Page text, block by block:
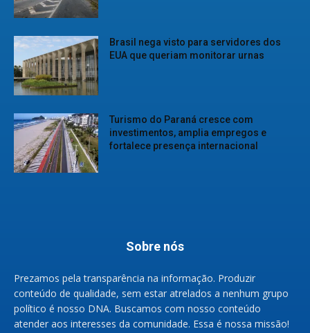
Brasil nega visto para servidores dos
EUA que queriam monitorar urnas
Turismo do Paraná cresce com
investimentos, amplia empregos e
fortalece presença internacional
Sobre nós
Prezamos pela transparência na informação. Produzir
conteúdo de qualidade, sem estar atrelados a nenhum grupo
político é nosso DNA. Buscamos com nosso conteúdo
atender aos interesses da comunidade. Essa é nossa missão!